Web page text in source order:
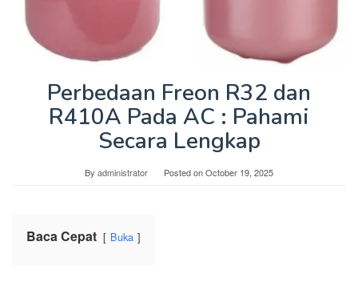
Perbedaan Freon R32 dan
R410A Pada AC : Pahami
Secara Lengkap
By administrator Posted onOctober 19, 2025
Baca Cepat Buka